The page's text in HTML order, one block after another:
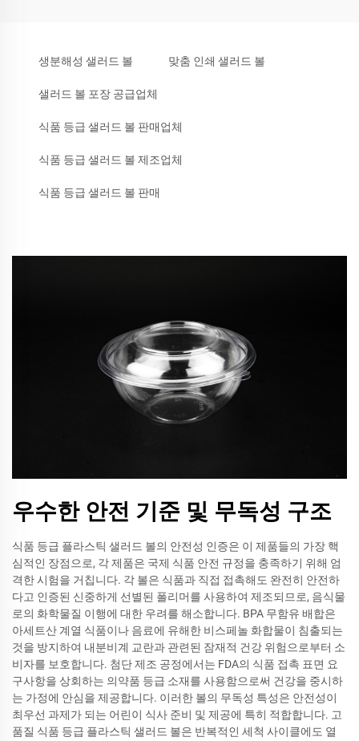
생분해성 샐러드 볼 맞춤 인쇄 샐러드 볼
샐러드 볼 포장 공급업체
식품 등급 샐러드 볼 판매업체
식품 등급 샐러드 볼 제조업체
식품 등급 샐러드 볼 판매
우수한 안전 기준 및 무독성 구조
식품 등급 플라스틱 샐러드 볼의 안전성 인증은 이 제품들의 가장 핵
심적인 장점으로, 각 제품은 국제 식품 안전 규정을 충족하기 위해 엄
격한 시험을 거칩니다. 각 볼은 식품과 직접 접촉해도 완전히 안전하
다고 인증된 신중하게 선별된 폴리머를 사용하여 제조되므로, 음식물
로의 화학물질 이행에 대한 우려를 해소합니다. BPA 무함유 배합은
아세트산 계열 식품이나 음료에 유해한 비스페놀 화합물이 침출되는
것을 방지하여 내분비계 교란과 관련된 잠재적 건강 위험으로부터 소
비자를 보호합니다. 첨단 제조 공정에서는 FDA의 식품 접촉 표면 요
구사항을 상회하는 의약품 등급 소재를 사용함으로써 건강을 중시하
는 가정에 안심을 제공합니다. 이러한 볼의 무독성 특성은 안전성이
최우선 과제가 되는 어린이 식사 준비 및 제공에 특히 적합합니다. 고
품질 식품 등급 플라스틱 샐러드 볼은 반복적인 세척 사이클에도 열